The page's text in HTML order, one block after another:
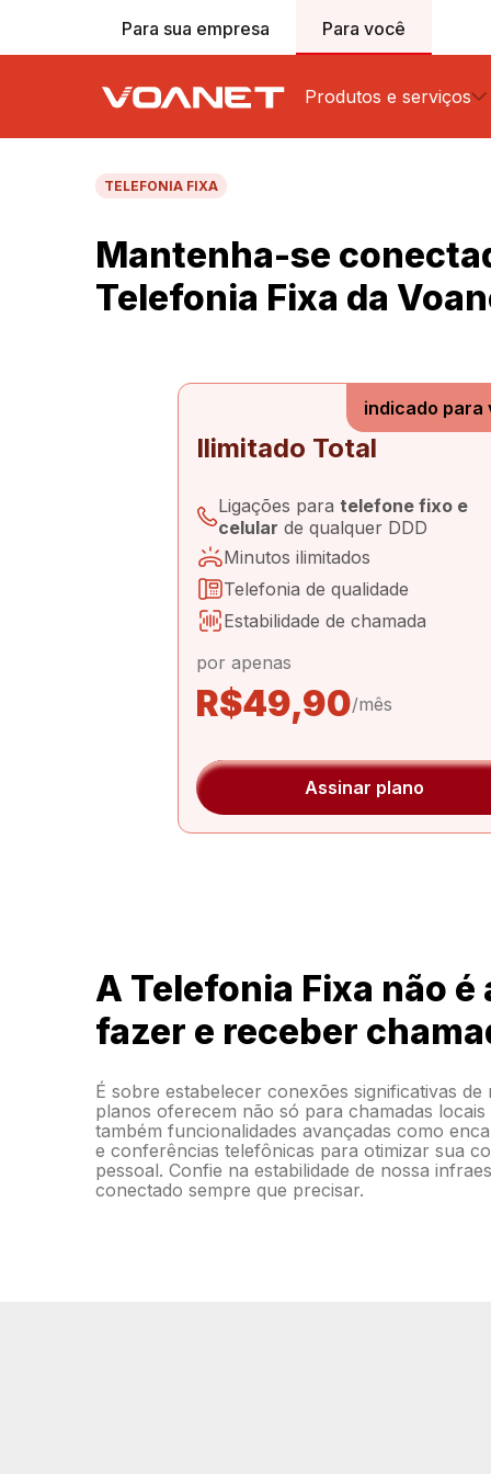
Para sua empresa Para você
Produtos e serviços
TELEFONIA FIXA
Mantenha-se
Telefonia Fixa da
indicado para
Ilimitado Total
Ligações para telefone fixo e
celular de qualquer DDD
Minutos ilimitados
Telefonia de qualidade
Estabilidade de chamada
por apenas
R$49,90/mês
Assinar plano
A Telefonia Fixa não é
fazer e receber
É sobre estabelecer conexões significativas
planos oferecem não só para chamadas
também funcionalidades avançadas como
e conferências telefônicas para otimizar sua
pessoal. Confie na estabilidade de nossa
conectado sempre que precisar.